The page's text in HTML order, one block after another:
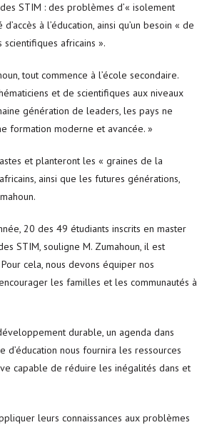
STIM : des problèmes d’« isolement
à l’éducation, ainsi qu’un besoin « de
africains ».
tout commence à l’école secondaire.
et de scientifiques aux niveaux
génération de leaders, les pays ne
formation moderne et avancée. »
et planteront les « graines de la
ainsi que les futures générations,
20 des 49 étudiants inscrits en master
STIM, souligne M. Zumahoun, il est
cela, nous devons équiper nos
les familles et les communautés à
durable, un agenda dans
nous fournira les ressources
capable de réduire les inégalités dans et
leurs connaissances aux problèmes